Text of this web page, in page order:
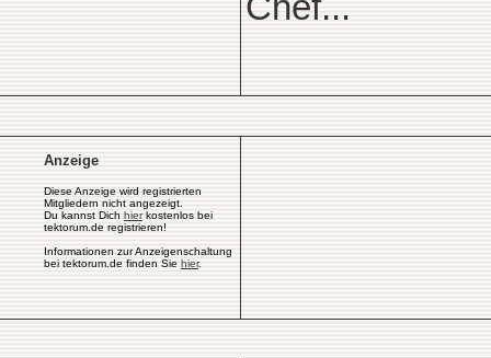
Anzeige
Diese Anzeige wird registrierten
Mitgliedern nicht angezeigt.
Du kannst Dich hierkostenlos bei
tektorum.de registrieren!
Informationen zur Anzeigenschaltung
bei tektorum.de finden Sie hier.